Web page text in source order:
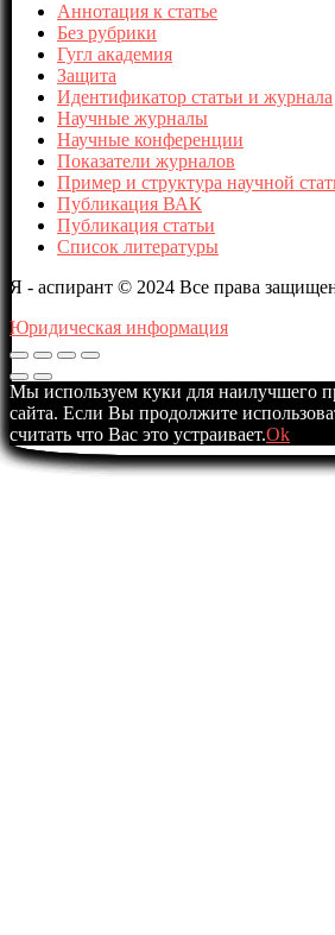
Аннотация к статье
Без рубрики
Гугл академия
Защита
Идентификатор статьи и журнала
Научные журналы
Научные конференции
Показатели журналов
Пример и структура научной
Публикация ВАК
Публикация статьи
Список литературы
Я - аспирант © 2024 Все права
Юридическая информация
Мы используем куки для наилучшего
сайта. Если Вы продолжите
считать что Вас это устраивает.Ok